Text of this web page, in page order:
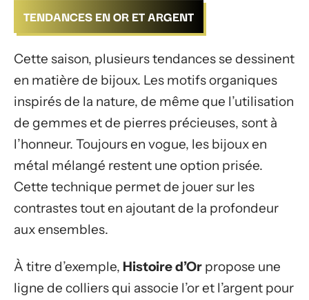
TENDANCES EN OR ET ARGENT
Cette saison, plusieurs tendances se dessinent
en matière de bijoux. Les motifs organiques
inspirés de la nature, de même que l’utilisation
de gemmes et de pierres précieuses, sont à
l’honneur. Toujours en vogue, les bijoux en
métal mélangé restent une option prisée.
Cette technique permet de jouer sur les
contrastes tout en ajoutant de la profondeur
aux ensembles.
À titre d’exemple, Histoire d’Or propose une
ligne de colliers qui associe l’or et l’argent pour